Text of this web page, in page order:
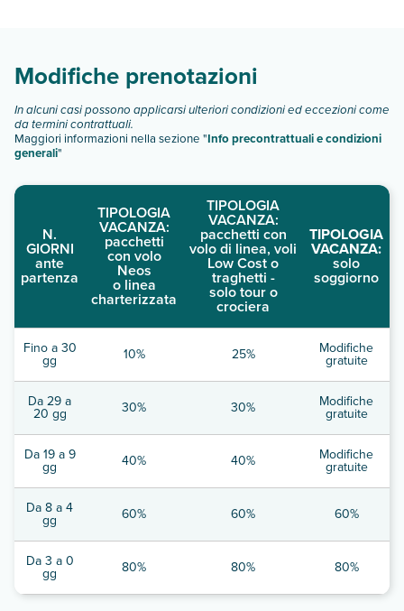
Modifiche prenotazioni
In alcuni casi possono applicarsi ulteriori condizioni ed eccezioni come
da termini contrattuali.
Maggiori informazioni nella sezione "Info precontrattuali e condizioni
generali"
N.
GIORNI
ante
partenza
TIPOLOGIA
VACANZA:
pacchetti
con volo
Neos
o linea
charterizzata
TIPOLOGIA
VACANZA:
pacchetti con
volo di linea, voli
Low Cost o
traghetti -
solo tour o
crociera
TIPOLOGIA
VACANZA:
solo
soggiorno
Fino a 30
gg 10% 25% Modifiche
gratuite
Da 29 a
20 gg 30% 30% Modifiche
gratuite
Da 19 a 9
gg 40% 40% Modifiche
gratuite
Da 8 a 4
gg 60% 60% 60%
Da 3 a 0
gg 80% 80% 80%